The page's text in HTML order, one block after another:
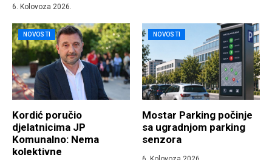
6. Kolovoza 2026.
NOVOSTI
Kordić poručio
djelatnicima JP
Komunalno: Nema
kolektivne
NOVOSTI
Mostar Parking počinje
sa ugradnjom parking
senzora